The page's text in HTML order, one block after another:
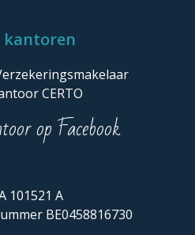
kantoren
CERTO
op Facebook
101521 A
BE0458816730